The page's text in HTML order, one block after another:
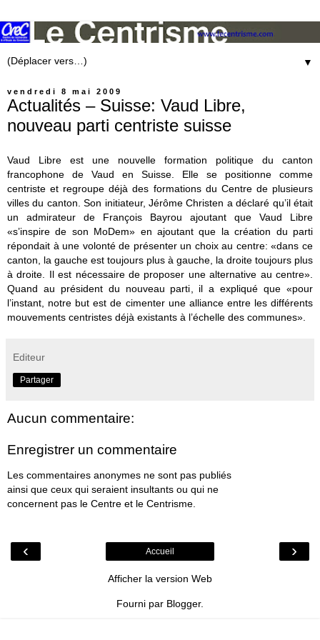
▼
vendredi 8 mai 2009
Actualités – Suisse: Vaud Libre,
nouveau parti centriste suisse
Vaud Libre est une nouvelle formation politique du canton
francophone de Vaud en Suisse. Elle se positionne comme
centriste et regroupe déjà des formations du Centre de plusieurs
villes du canton. Son initiateur, Jérôme Christen a déclaré qu’il était
un admirateur de François Bayrou ajoutant que Vaud Libre
«s’inspire de son MoDem» en ajoutant que la création du parti
répondait à une volonté de présenter un choix au centre: «dans ce
canton, la gauche est toujours plus à gauche, la droite toujours plus
à droite. Il est nécessaire de proposer une alternative au centre».
Quand au président du nouveau parti, il a expliqué que «pour
l’instant, notre but est de cimenter une alliance entre les différents
mouvements centristes déjà existants à l’échelle des communes».
Editeur
Partager
Aucun commentaire:
Enregistrer un commentaire
Les commentaires anonymes ne sont pas publiés
ainsi que ceux qui seraient insultants ou qui ne
concernent pas le Centre et le Centrisme.
‹ ›
Accueil
Afficher la version Web
Fourni par Blogger.